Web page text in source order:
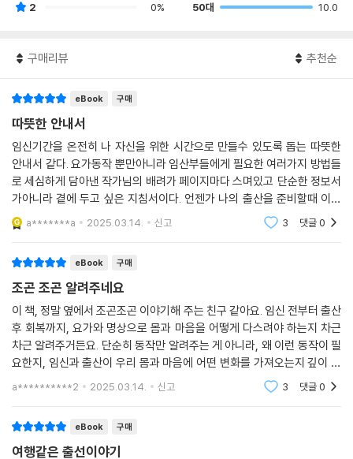
2
0%
50대
10.0
구매리뷰 추천순
eBook 구매
따뜻한 안내서
임신기간을 온전히 나 자신을 위한 시간으로 만들수 있도록 돕는 따뜻한
안내서 같다. 요가동작 뿐만아니라 임산부들에게 필요한 여러가지 방법들
로 세심하게 담아낸 작가님의 배려가 페이지마다 스며있고 단순한 정보서
가아니라 곁에 두고 싶은 지침서이다. 언젠가 나의 출산을 준비할때 이책
을 다시 펼쳐 읽고 싶다. !
a*******a 2025.03.14. 신고 3 댓글0
eBook 구매
조곤 조곤 알려주네요
이 책, 정말 옆에서 조곤조곤 이야기해 주는 친구 같아요. 임신 전부터 출산
후 회복까지, 요가와 명상으로 몸과 마음을 어떻게 다스려야 하는지 차근
차근 알려주거든요. 단순히 동작만 알려주는 게 아니라, 왜 이런 동작이 필
요한지, 임신과 출산이 우리 몸과 마음에 어떤 변화를 가져오는지 깊이 있
게 설명해 줘서 정말 좋았어요.특히 좋았던 건, 출산을 두려움이 아닌 설렘
a**********2 2025.03.14. 신고 3 댓글0
eBook 구매
여행같은 출선이야기